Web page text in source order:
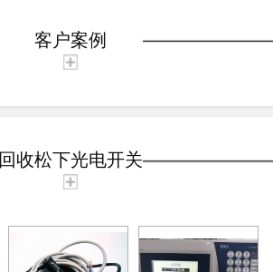
客户案例
回收松下光电开关